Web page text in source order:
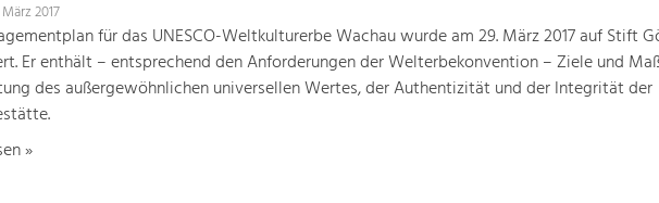
2017
für das UNESCO-Weltkulturerbe Wachau wurde am 29. März 2017 auf Stift
Er enthält – entsprechend den Anforderungen der Welterbekonvention – Ziele und
des außergewöhnlichen universellen Wertes, der Authentizität und der Integrität der
»